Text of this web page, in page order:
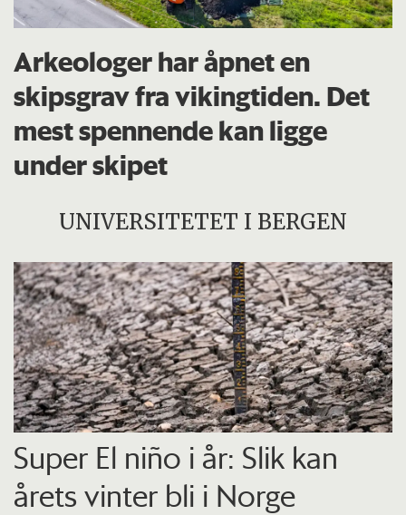
Arkeologer har åpnet en
skipsgrav fra vikingtiden. Det
mest spennende kan ligge
under skipet
UNIVERSITETET I BERGEN
Super El niño i år: Slik kan
årets vinter bli i Norge